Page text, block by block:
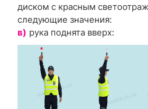
диском с красным
следующие значения:
в) рука поднята вверх: